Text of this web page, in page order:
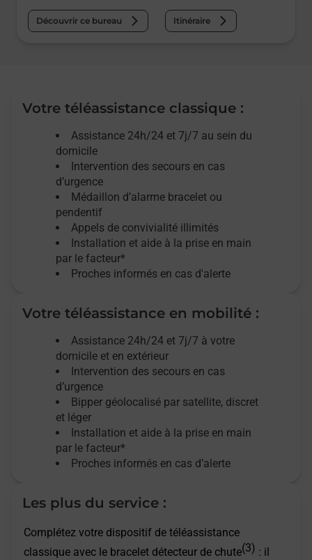
Découvrir ce bureau Itinéraire
Votre téléassistance classique :
Assistance 24h/24 et 7j/7 au sein du
domicile
Intervention des secours en cas
d’urgence
Médaillon d’alarme bracelet ou
pendentif
Appels de convivialité illimités
Installation et aide à la prise en main
par le facteur*
Proches informés en cas d'alerte
Votre téléassistance en mobilité :
Assistance 24h/24 et 7j/7 à votre
domicile et en extérieur
Intervention des secours en cas
d’urgence
Bipper géolocalisé par satellite, discret
et léger
Installation et aide à la prise en main
par le facteur*
Proches informés en cas d’alerte
Les plus du service :
Complétez votre dispositif de téléassistance
classique avec le bracelet détecteur de chute(3) : il